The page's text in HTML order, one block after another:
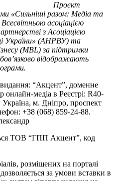
Проєкт
«Сильніші разом: Медіа та
асоціацією
з Асоціацією
України» (АНРВУ) та
(MBL) за підтримки
відображають
видання: “Акцент”, доменне
онлайн-медіа в Реєстрі: R40-
м. Дніпро, проспект
+38 (068) 859-24-88.
ТОВ “ГПП Акцент”, код
розміщених на порталі
за умови вставки в